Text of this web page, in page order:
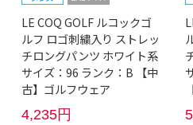
LE COQ GOLF ルコックゴ
ルフ ロゴ刺繍入り ストレッ
チロングパンツ ホワイト系
サイズ：96 ランク：B 【中
古】ゴルフウェア
4,235円